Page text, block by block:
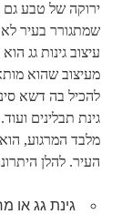
ירוקה של טבע גם
שמתגורר בעיר לא
עיצוב גינות גג
מעיצוב שהוא
להכיל בה דשא
גינת תבלינים
מלבד המרגוע, הוא
העיר. להלן
גינת גג או